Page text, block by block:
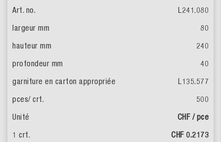
L241.080
80
240
40
L135.577
500
CHF / pce
CHF 0.2173